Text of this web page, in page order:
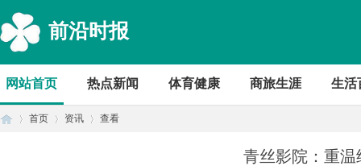
前沿时报
网站首页 热点新闻 体育健康 商旅生涯 生活
首页 资讯 查看
青丝影院：重